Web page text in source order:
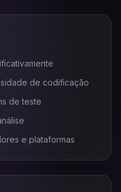
de codificação
de teste
e plataformas